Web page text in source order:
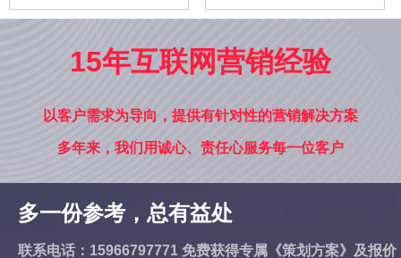
15年互联网营销经验
以客户需求为导向，提供有针对性的营销解决方案
多年来，我们用诚心、责任心服务每一位客户
多一份参考，总有益处
联系电话：15966797771 免费获得专属《策划方案》及报价